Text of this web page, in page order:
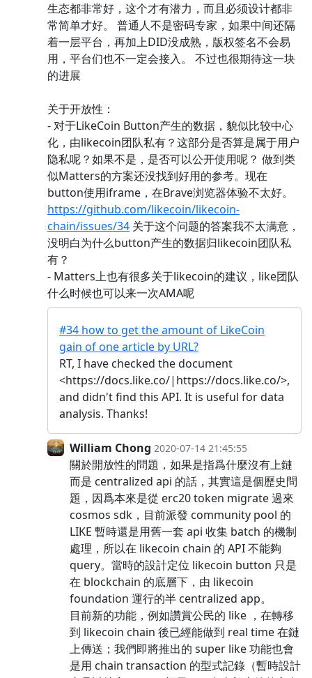
生态都非常好，这个才有潜力，而且必须设计都非
常简单才好。 普通人不是密码专家，如果中间还隔
着一层平台，再加上DID没成熟，版权签名不会易
用，平台们也不一定会接入。 不过也很期待这一块
的进展
关于开放性：
- 对于LikeCoin Button产生的数据，貌似比较中心
化，由likecoin团队私有？这部分是否算是属于用户
隐私呢？如果不是，是否可以公开使用呢？ 做到类
似Matters的方案还没找到好用的参考。现在
button使用iframe，在Brave浏览器体验不太好。
https://github.com/likecoin/likecoin-
chain/issues/34 关于这个问题的答案我不太满意，
没明白为什么button产生的数据归likecoin团队私
有？
- Matters上也有很多关于likecoin的建议，like团队
什么时候也可以来一次AMA呢
#34 how to get the amount of LikeCoin
gain of one article by URL?
RT, I have checked the document
<https://docs.like.co/|https://docs.like.co/>,
and didn't find this API. It is useful for data
analysis. Thanks!
William Chong 2020-07-14 21:45:55
關於開放性的問題，如果是指爲什麼沒有上鏈
而是 centralized api 的話，其實這是個歷史問
題，因爲本來是從 erc20 token migrate 過來
cosmos sdk，目前派發 community pool 的
LIKE 暫時還是用舊一套 api 收集 batch 的機制
處理，所以在 likecoin chain 的 API 不能夠
query。當時的設計定位 likecoin button 只是
在 blockchain 的底層下，由 likecoin
foundation 運行的半 centralized app。
目前新的功能，例如讚賞公民的 like ，在轉移
到 likecoin chain 後已經能做到 real time 在鏈
上傳送；我們即將推出的 super like 功能也會
是用 chain transaction 的型式記錄（暫時設計